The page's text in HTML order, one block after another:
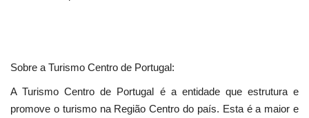
Sobre a Turismo Centro de Portugal:
A Turismo Centro de Portugal é a entidade que estrutura e
promove o turismo na Região Centro do país. Esta é a maior e